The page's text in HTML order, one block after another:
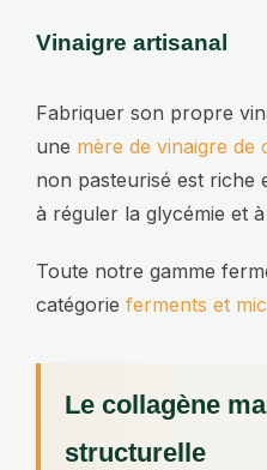
Vinaigre artisanal
Fabriquer son propre
une mère de vinaigre de
non pasteurisé est riche
à réguler la glycémie et
Toute notre gamme
catégorie ferments et
Le collagène
structurelle